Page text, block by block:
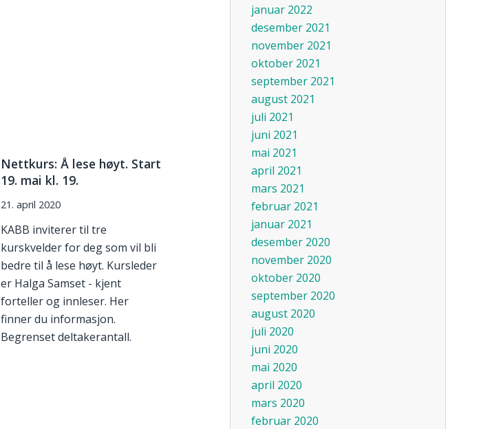
Nettkurs: Å lese høyt. Start
19. mai kl. 19.
21. april 2020
KABB inviterer til tre
kurskvelder for deg som vil bli
bedre til å lese høyt. Kursleder
er Halga Samset - kjent
forteller og innleser. Her
finner du informasjon.
Begrenset deltakerantall.
januar 2022
desember 2021
november 2021
oktober 2021
september 2021
august 2021
juli 2021
juni 2021
mai 2021
april 2021
mars 2021
februar 2021
januar 2021
desember 2020
november 2020
oktober 2020
september 2020
august 2020
juli 2020
juni 2020
mai 2020
april 2020
mars 2020
februar 2020